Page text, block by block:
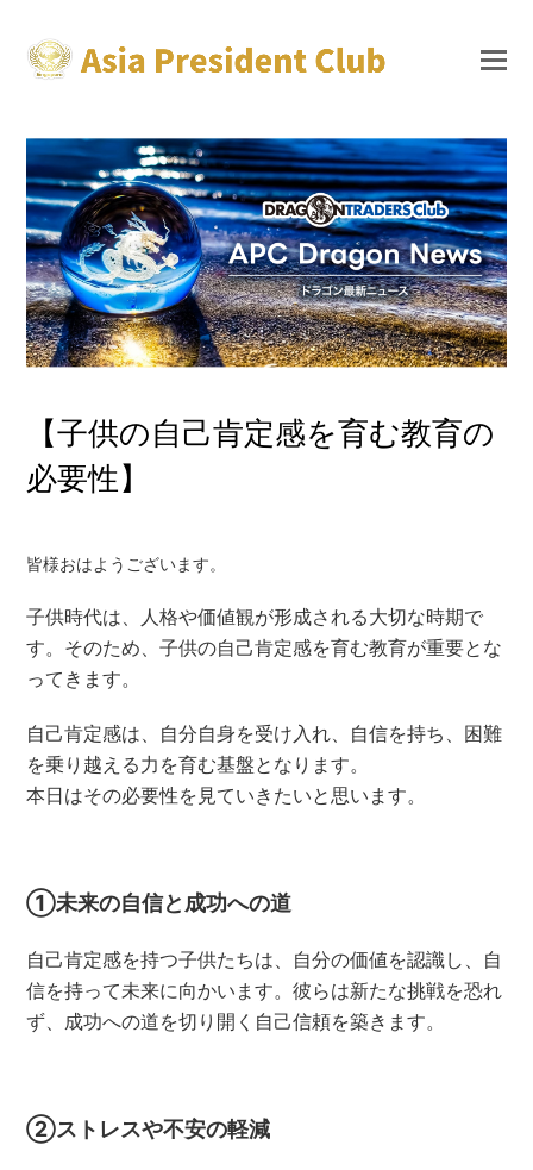
【子供の自己肯定感を育む教育の
必要性】
皆様おはようございます。
子供時代は、人格や価値観が形成される大切な時期で
す。そのため、子供の自己肯定感を育む教育が重要とな
ってきます。
自己肯定感は、自分自身を受け入れ、自信を持ち、困難
を乗り越える力を育む基盤となります。
本日はその必要性を見ていきたいと思います。
①未来の自信と成功への道
自己肯定感を持つ子供たちは、自分の価値を認識し、自
信を持って未来に向かいます。彼らは新たな挑戦を恐れ
ず、成功への道を切り開く自己信頼を築きます。
②ストレスや不安の軽減